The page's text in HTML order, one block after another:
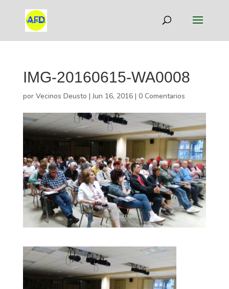
IMG-20160615-WA0008
por Vecinos Deusto |Jun 16, 2016| 0 Comentarios